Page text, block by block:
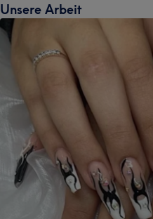
Unsere Arbeit